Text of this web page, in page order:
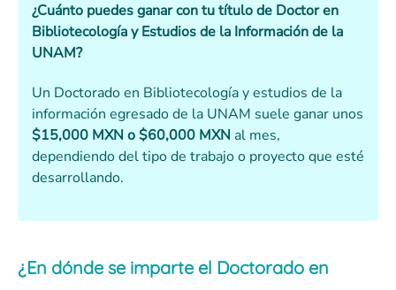
¿Cuánto puedes ganar con tu título de Doctor en
Bibliotecología y Estudios de la Información de la
UNAM?
Un Doctorado en Bibliotecología y estudios de la
información egresado de la UNAM suele ganar unos
$15,000 MXN o $60,000 MXN al mes,
dependiendo del tipo de trabajo o proyecto que esté
desarrollando.
¿En dónde se imparte el Doctorado en